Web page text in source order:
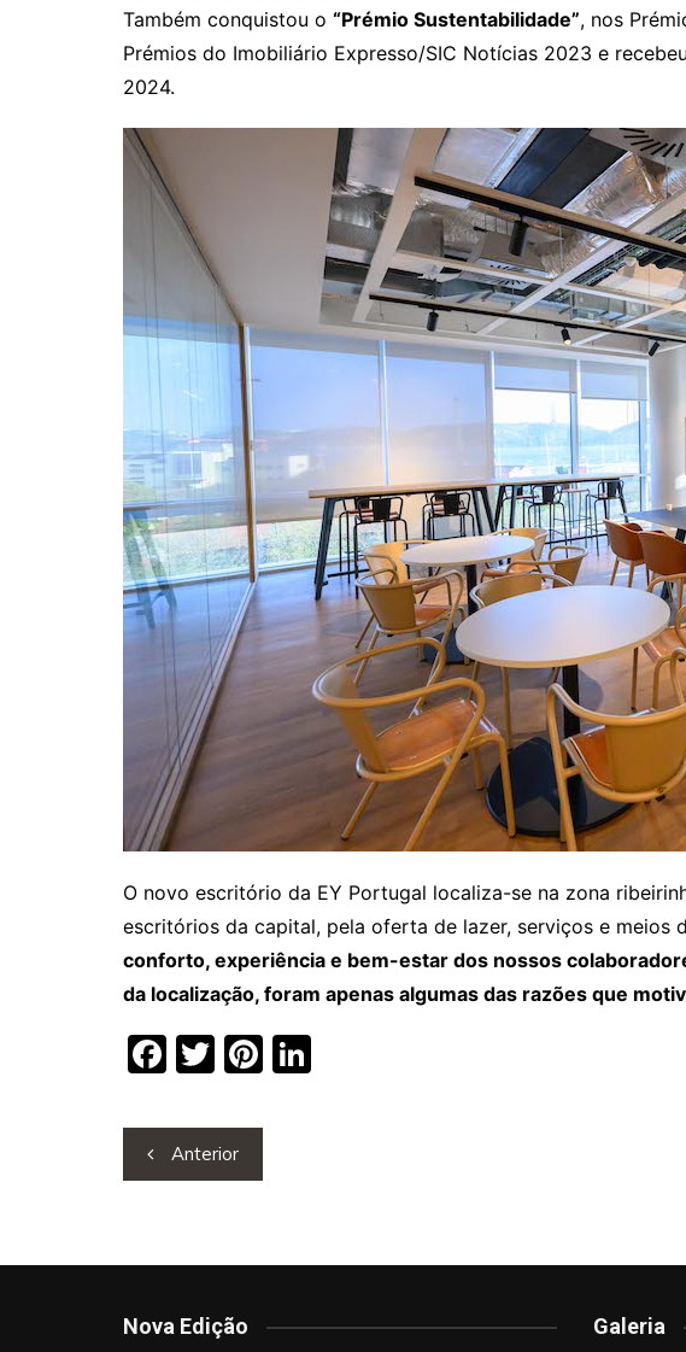
Também conquistou o “Prémio Sustentabilidade”, nos
Prémios do Imobiliário Expresso/SIC Notícias 2023 e recebeu
2024.
O novo escritório da EY Portugal localiza-se na zona
escritórios da capital, pela oferta de lazer, serviços e meios
conforto, experiência e bem-estar dos nossos
da localização, foram apenas algumas das razões que
F
c
e
k
T
itt
er
Pi
Navegação
de
Anterior
Nova Edição Galeria